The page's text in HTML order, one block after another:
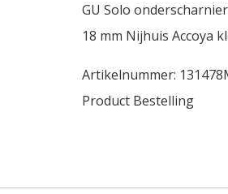
GU Solo
18 mm Nijhuis Accoya
Artikelnummer: 131478
Product Bestelling